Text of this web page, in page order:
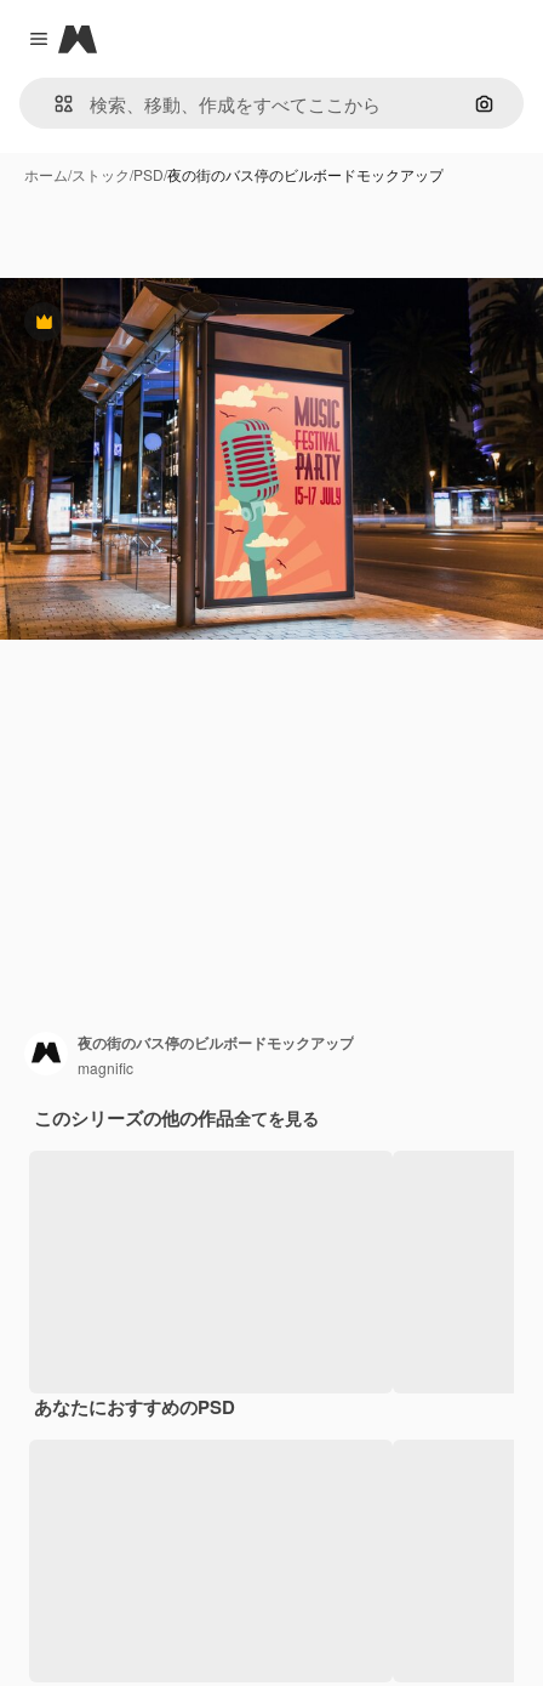
Close menu
Magnific
画像で
ホーム/ストック/PSD/夜の街のバス停のビルボードモックアップ
Premium
夜の街のバス停のビルボードモックアップ
magnific
このシリーズの他の作品全てを見る
あなたにおすすめのPSD